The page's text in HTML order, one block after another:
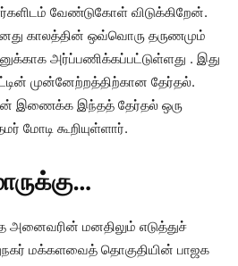
வேண்டுகோள் விடுக்கிறேன்.
காலத்தின் ஒவ்வொரு தருணமும்
அர்ப்பணிக்கப்பட்டுள்ளது . இது
முன்னேற்றத்திற்கான தேர்தல்.
இணைக்க இந்தத் தேர்தல் ஒரு
மோடி கூறியுள்ளார்.
மனதிலும் எடுத்துச்
மக்களவைத் தொகுதியின் பாஜக